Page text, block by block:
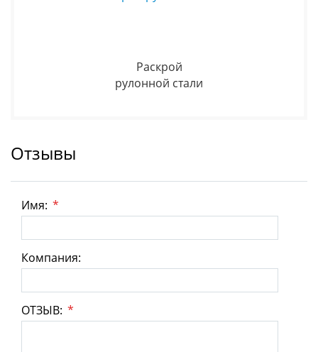
Раскрой
рулонной стали
Отзывы
Имя: *
Компания:
ОТЗЫВ: *